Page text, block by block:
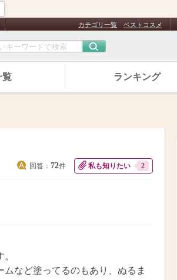
カテゴリ一覧 ベストコスメ
覧 ランキング
回答： 72件 私も知りたい 2
など塗ってるのもあり、ぬるま